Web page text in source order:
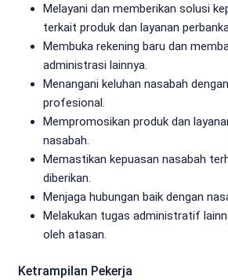
Melayani dan memberikan solusi
terkait produk dan layanan
Membuka rekening baru dan
administrasi lainnya.
Menangani keluhan nasabah
profesional.
Mempromosikan produk dan
nasabah.
Memastikan kepuasan nasabah
diberikan.
Menjaga hubungan baik dengan
Melakukan tugas administratif
oleh atasan.
Ketrampilan Pekerja